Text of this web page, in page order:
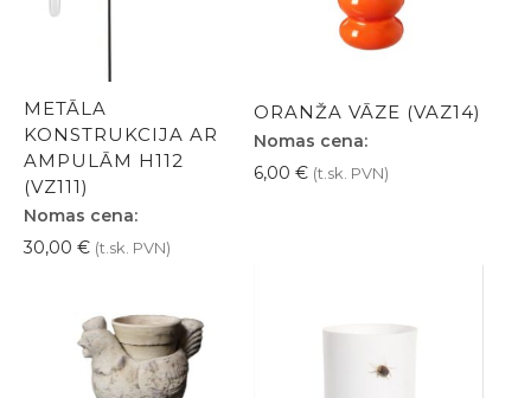
METĀLA
KONSTRUKCIJA AR
AMPULĀM H112
(VZ111)
Nomas cena:
30,00 € (t.sk. PVN)
ORANŽA VĀZE (VAZ14)
Nomas cena:
6,00 € (t.sk. PVN)